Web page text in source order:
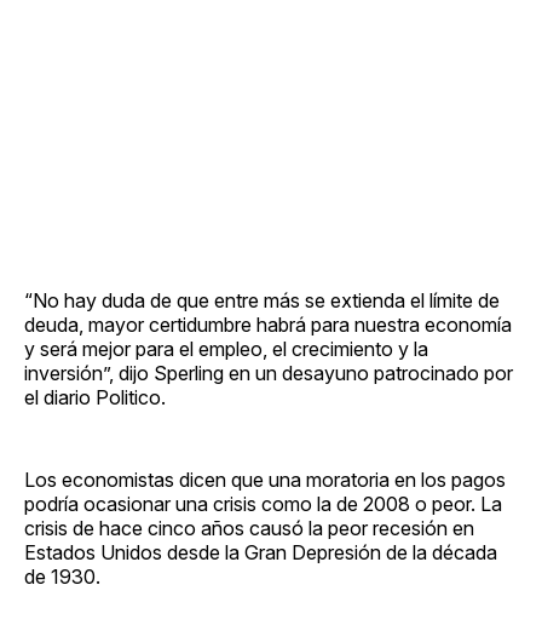
“No hay duda de que entre más se extienda el límite de
deuda, mayor certidumbre habrá para nuestra economía
y será mejor para el empleo, el crecimiento y la
inversión”, dijo Sperling en un desayuno patrocinado por
el diario Politico.
Los economistas dicen que una moratoria en los pagos
podría ocasionar una crisis como la de 2008 o peor. La
crisis de hace cinco años causó la peor recesión en
Estados Unidos desde la Gran Depresión de la década
de 1930.